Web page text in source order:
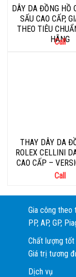
DÂY DA ĐỒNG HỒ
SẤU CAO CẤP,
THEO TIÊU
HÃNG
Call
THAY DÂY DA
ROLEX CELLINI
CAO CẤP –
Call
Gia công theo
PP, AP, GP,
Chất lượng tốt
Giá trị tương
Dịch vụ